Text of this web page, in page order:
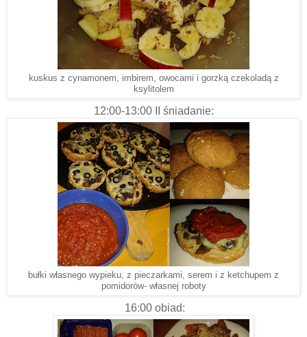
kuskus z cynamonem, imbirem, owocami i gorzką czekoladą z
ksylitolem
12:00-13:00 II śniadanie:
bułki własnego wypieku, z pieczarkami, serem i z ketchupem z
pomidorów- własnej roboty
16:00 obiad: